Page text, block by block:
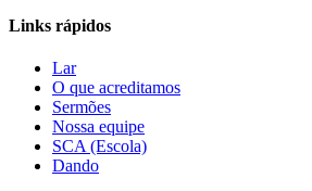
Links rápidos
Lar
O que acreditamos
Sermões
Nossa equipe
SCA (Escola)
Dando